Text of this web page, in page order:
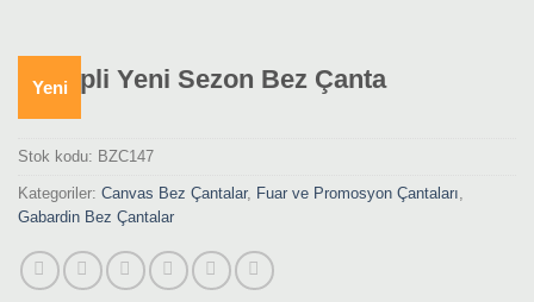
Yeni
Iç Cepli Yeni Sezon Bez Çanta
Stok kodu: BZC147
Kategoriler: Canvas Bez Çantalar, Fuar ve Promosyon Çantaları,
Gabardin Bez Çantalar